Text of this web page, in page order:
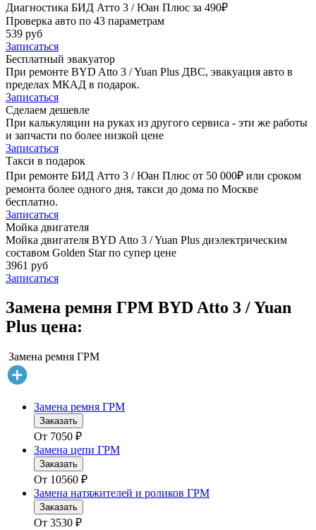
Диагностика БИД Атто 3 / Юан Плюс за 490₽
Проверка авто по 43 параметрам
539 руб
Записаться
Бесплатный эвакуатор
При ремонте BYD Atto 3 / Yuan Plus ДВС, эвакуация авто в
пределах МКАД в подарок.
Записаться
Сделаем дешевле
При калькуляции на руках из другого сервиса - эти же работы
и запчасти по более низкой цене
Записаться
Такси в подарок
При ремонте БИД Атто 3 / Юан Плюс от 50 000₽ или сроком
ремонта более одного дня, такси до дома по Москве
бесплатно.
Записаться
Мойка двигателя
Мойка двигателя BYD Atto 3 / Yuan Plus диэлектрическим
составом Golden Star по супер цене
3961 руб
Записаться
Замена ремня ГРМ BYD Atto 3 / Yuan
Plus цена:
Замена ремня ГРМ
Замена ремня ГРМ
Заказать
От 7050 ₽
Замена цепи ГРМ
Заказать
От 10560 ₽
Замена натяжителей и роликов ГРМ
Заказать
От 3530 ₽